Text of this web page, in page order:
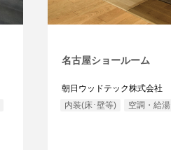
名古屋ショールーム
朝日ウッドテック株式会社
内装(床･壁等)
空調・給湯